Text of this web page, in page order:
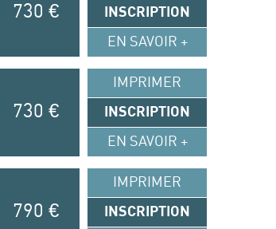
730 €
INSCRIPTION
EN SAVOIR +
730 €
IMPRIMER
INSCRIPTION
EN SAVOIR +
790 €
IMPRIMER
INSCRIPTION